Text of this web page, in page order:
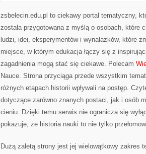
zsbelecin.edu.pl to ciekawy portal tematyczny,
została przygotowana z myślą o osobach, które
ludzi, idei, eksperymentów i wynalazków, które
miejsce, w którym edukacja łączy się z
zagadnienia mogą stać się ciekawe. Polecam
Nauce. Strona przyciąga przede wszystkim
różnych etapach historii wpływali na postęp.
dotyczące zarówno znanych postaci, jak i osób
cieniu. Dzięki temu serwis nie ogranicza się
pokazuje, że historia nauki to nie tylko
Dużą zaletą strony jest jej wielowątkowy zakres